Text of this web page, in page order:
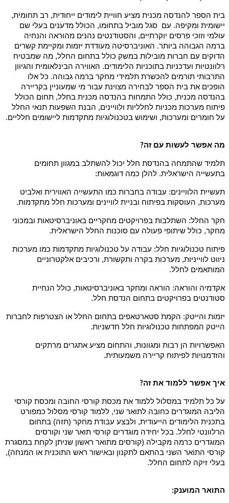
בית הספר להנדסה מכנית מציע חוויית לימודים ייחודית, רב תחומית,
יישומית ומקיפה. עם סגל מוביל בתחומו, הכולל מדענים בעלי שם
עולמי וזוכי פרסים יוקרתיים, והסטודנטים נהנים מהוראה והנחיה
ברמה הגבוהה ביותר. האוניברסיטה מעודדת יזמות ומקיימת קשרים
הדוקים עם חברות מובילות במשק כולל בתחום החלל, מה שמבטיח
רלוונטיות ועדכניות בתוכניות הלימודים. האווירה הבינלאומית והגיוון
התרבותי תורמים להכשרת תלמידי מחקר ברמה גבוהה. כל אלו
הופכים את בית הספר לבחירה מצוינת עבור מי שמעוניין בקריירה
בהנדסה מכנית, כולל התמחות בהנדסה מכנית בחלל, תחום הכולל
פיתוח מערכות מכניות לחלליות ולוויינים, הבנת השפעות תנאי החלל
על חומרים ומערכות, ושימוש בטכנולוגיות מתקדמות ליישומים חלליים.
מה אפשר לעשות עם זה?
תלמיד שהתמחה בהנדסת חלל יכול להשתלב במגוון תחומים
בתעשייה הישראלית. להלן כמה דוגמאות:
תעשיית הלוויינים: עבודה בחברות כמו התעשייה האווירית ואלביט
מערכות, העוסקות בפיתוח ובניית לוויינים ומערכות חלל מתקדמות.
חקר החלל: השתלבות בפרויקטים מחקריים באוניברסיטאות ובמכוני
מחקר, כולל שיתופי פעולה עם סוכנות החלל הישראלית.
פיתוח טכנולוגיות חלל: עבודה על טכנולוגיות מתקדמות כמו מערכות
ניווט לווייניות, מערכות בקרה ותקשורת, ורכיבים אלקטרוניים
המותאמים לחלל.
אקדמיה והוראה: הוראה ומחקר באוניברסיטאות, כולל הנחיית
סטודנטים בפרויקטים בתחום הנדסת חלל.
יזמות והייטק: הקמת סטארטאפים בתחום החלל או הצטרפות לחברות
הייטק המפתחות טכנולוגיות חלל חדשניות.
האפשרויות הן רבות ומגוונות, והתחום מציע אתגרים מרתקים
והזדמנויות לפיתוח קריירה משמעותית.
איך אפשר ללמוד את זה?
על כל תלמיד במסלול ללמוד את מכסת קורסי החובה ומכסת קורסי
הליבה המוגדרים כחובה לתואר שני, ללמוד קורסי מסלול כמפורט
בתכנית הלימודים הייעודית, ולבצע עבודת מחקר (תזה) בתחום
הרלוונטי לחלל. בכל יחידה מוגדרים קורסי תואר שני וקורסים
המוגדרים כרמה מקבילה (קורסים מתואר ראשון שניתן לקחת במסגרת
קורסי התואר השני בהתאם לתקנון ובאישור ראש התוכנית או המנחה),
בעלי זיקה לתחום החלל.
התואר המוענק: